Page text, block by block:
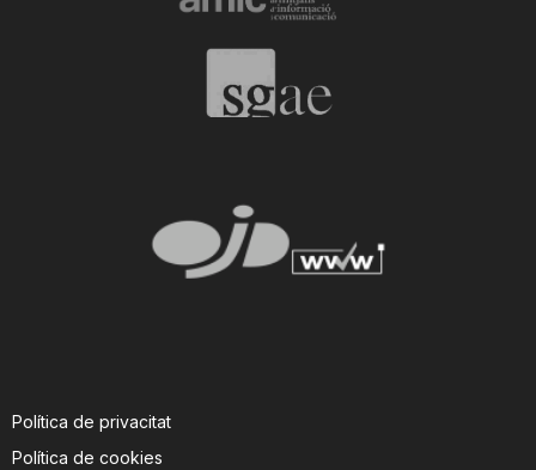
Política de privacitat
Política de cookies